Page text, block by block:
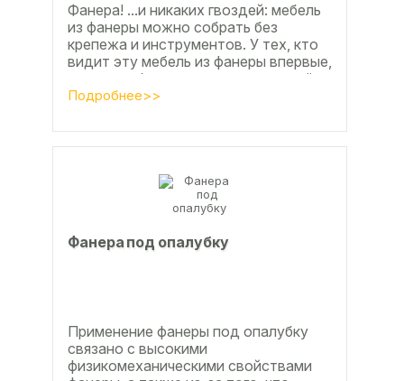
Фанера! ...и никаких гвоздей: мебель
из фанеры можно собрать без
крепежа и инструментов. У тех, кто
видит эту мебель из фанеры впервые,
реакция обычно состоит из четырёх
букв
Подробнее>>
Фанера под опалубку
Применение фанеры под опалубку
связано с высокими
физикомеханическими свойствами